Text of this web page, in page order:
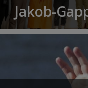
Jakob-